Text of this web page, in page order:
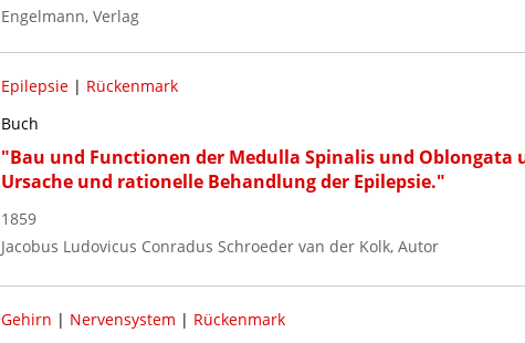
Engelmann, Verlag
Epilepsie| Rückenmark
Buch
"Bau und Functionen der Medulla Spinalis und Oblongata
Ursache und rationelle Behandlung der Epilepsie."
1859
Jacobus Ludovicus Conradus Schroeder van der Kolk, Autor
Gehirn | Nervensystem | Rückenmark